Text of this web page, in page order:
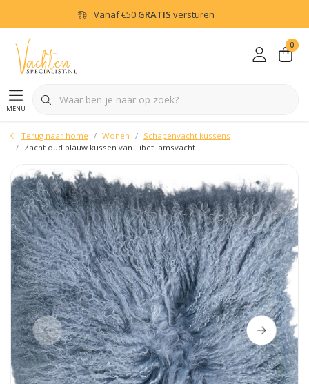
Vanaf€50 GRATIS versturen
menu
0
Terug naar home Wonen
Schapenvacht kussens
Zacht oud blauw kussen van Tibet lamsvacht